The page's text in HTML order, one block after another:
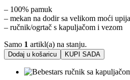
– 100% pamuk
– mekan na dodir sa velikom moći
– ručnik/ogrtač s kapuljačom i vezom
Samo 1 artikl(a) na stanju.
Dodaj u košaricu KUPI SADA